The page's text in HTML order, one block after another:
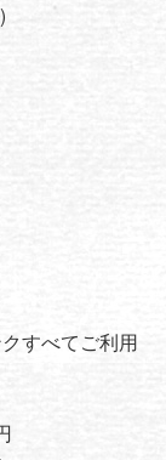
すべてご利用